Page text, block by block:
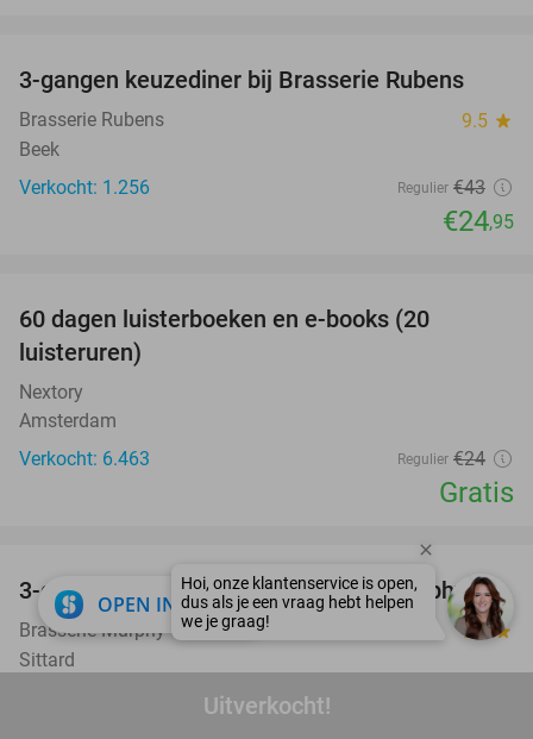
Uitverkocht!
42%
3-gangen keuzediner bij Brasserie Rubens
Brasserie Rubens 9.5 star
Beek
Verkocht: 1.256
Regulier €43
€24,95
60 dagen luisterboeken en e-books (20
luisteruren)
Nextory
Amsterdam
Verkocht: 6.463
Regulier €24
Gratis
35%
3-gangen keuzediner bij Brasserie Murphy's
Brasserie Murphy´s 9.7star
Sittard
OPEN IN APP close